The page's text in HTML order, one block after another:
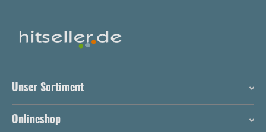
Unser Sortiment
Onlineshop